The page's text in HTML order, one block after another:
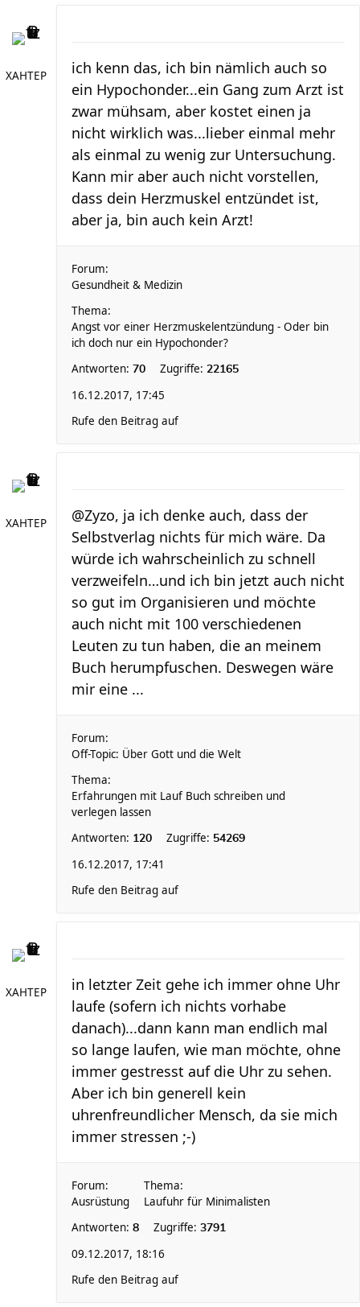
XAHTEP
ich kenn das, ich bin nämlich auch so
ein Hypochonder...ein Gang zum Arzt ist
zwar mühsam, aber kostet einen ja
nicht wirklich was...lieber einmal mehr
als einmal zu wenig zur Untersuchung.
Kann mir aber auch nicht vorstellen,
dass dein Herzmuskel entzündet ist,
aber ja, bin auch kein Arzt!
Forum:
Gesundheit & Medizin
Thema:
Angst vor einer Herzmuskelentzündung - Oder bin
ich doch nur ein Hypochonder?
Antworten: 70 Zugriffe: 22165
16.12.2017, 17:45
Rufe den Beitrag auf
XAHTEP
@Zyzo, ja ich denke auch, dass der
Selbstverlag nichts für mich wäre. Da
würde ich wahrscheinlich zu schnell
verzweifeln…und ich bin jetzt auch nicht
so gut im Organisieren und möchte
auch nicht mit 100 verschiedenen
Leuten zu tun haben, die an meinem
Buch herumpfuschen. Deswegen wäre
mir eine ...
Forum:
Off-Topic: Über Gott und die Welt
Thema:
Erfahrungen mit Lauf Buch schreiben und
verlegen lassen
Antworten: 120 Zugriffe: 54269
16.12.2017, 17:41
Rufe den Beitrag auf
XAHTEP
in letzter Zeit gehe ich immer ohne Uhr
laufe (sofern ich nichts vorhabe
danach)...dann kann man endlich mal
so lange laufen, wie man möchte, ohne
immer gestresst auf die Uhr zu sehen.
Aber ich bin generell kein
uhrenfreundlicher Mensch, da sie mich
immer stressen ;-)
Forum:
Ausrüstung
Thema:
Laufuhr für Minimalisten
Antworten: 8 Zugriffe: 3791
09.12.2017, 18:16
Rufe den Beitrag auf